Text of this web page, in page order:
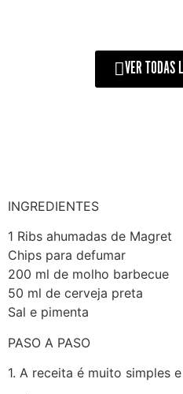
VER TODAS
INGREDIENTES
1 Ribs ahumadas de Magret
Chips para defumar
200 ml de molho barbecue
50 ml de cerveja preta
Sal e pimenta
PASO A PASO
1. A receita é muito simples